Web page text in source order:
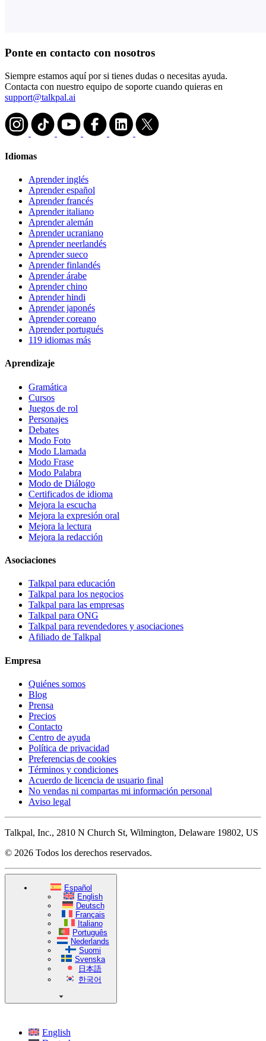
Ponte en contacto con nosotros
Siempre estamos aquí por si tienes dudas o necesitas ayuda.
Contacta con nuestro equipo de soporte cuando quieras en
support@talkpal.ai
Idiomas
Aprender inglés
Aprender español
Aprender francés
Aprender italiano
Aprender alemán
Aprender ucraniano
Aprender neerlandés
Aprender sueco
Aprender finlandés
Aprender árabe
Aprender chino
Aprender hindi
Aprender japonés
Aprender coreano
Aprender portugués
119 idiomas más
Aprendizaje
Gramática
Cursos
Juegos de rol
Personajes
Debates
Modo Foto
Modo Llamada
Modo Frase
Modo Palabra
Modo de Diálogo
Certificados de idioma
Mejora la escucha
Mejora la expresión oral
Mejora la lectura
Mejora la redacción
Asociaciones
Talkpal para educación
Talkpal para los negocios
Talkpal para las empresas
Talkpal para ONG
Talkpal para revendedores y asociaciones
Afiliado de Talkpal
Empresa
Quiénes somos
Blog
Prensa
Precios
Contacto
Centro de ayuda
Política de privacidad
Preferencias de cookies
Términos y condiciones
Acuerdo de licencia de usuario final
No vendas ni compartas mi información personal
Aviso legal
Talkpal, Inc., 2810 N Church St, Wilmington, Delaware 19802, US
© 2026 Todos los derechos reservados.
Español
English
Deutsch
Français
Italiano
Português
Nederlands
Suomi
Svenska
日本語
한국어
English